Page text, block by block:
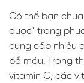
Có thể bạn
dược” trong
cung cấp nhiều
bổ máu. Trong
vitamin C, các